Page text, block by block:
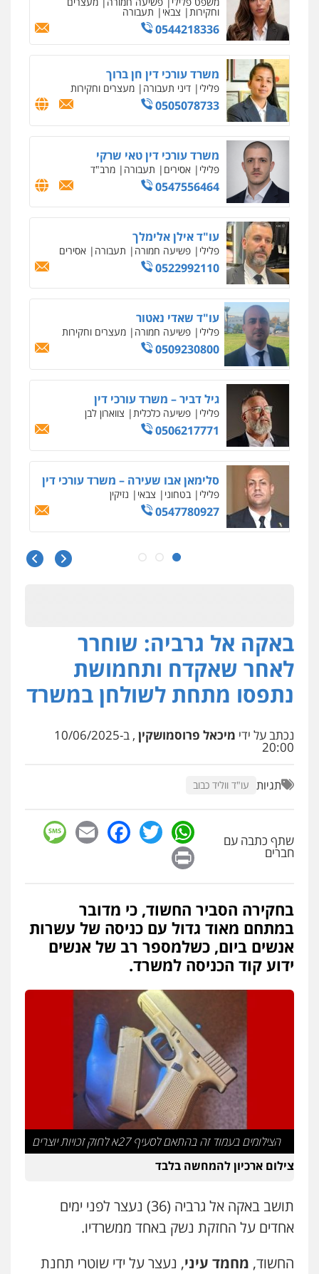
וחקירות צבאי תעבורה
0544218336
משרד עורכי דין חן ברוך
פלילי דיני תעבורה מעצרים וחקירות
0505078733
משרד עורכי דין טאי שרקי
פלילי אסירים תעבורה מרב"ד
0547556464
עו"ד אילן אלימלך
פלילי פשיעה חמורה תעבורה אסירים
0522992110
עו"ד שאדי נאטור
פלילי פשיעה חמורה מעצרים וחקירות
0509230800
גיל דביר – משרד עורכי דין
פלילי פשיעה כלכלית צווארון לבן
0506217771
סלימאן אבו שעירה – משרד עורכי דין
פלילי בטחוני צבאי נזיקין
0547780927
עו"ד אסף גונן
מעצרים
גל דהן – משרד עורך דין פלילי
פלילי פשיעה חמורה סמים מעצרים
וחקירות
0544723840
פלילי עורכי דין לענייני אסירים מעצרים
סמים רכוש
כלכלי עורכי דין לענייני אסירים
0525060666
503456449
עו"ד איהאב ג'לג'ולי
פלילי מעצרים וחקירות
0505216700
אייל בן שושן, עורך דין פלילי
פלילי מעצרים וחקירות פשיעה חמורה
נוער רישום פלילי
0522763105
עו"ד שלומי שרון
פלילי צבאי מעצרים וחקירות
0547342002
עו"ד אלון קריטי
פלילי כלכלי אלימות סמים מעצרים
באקה אל גרביה: שוחרר
לאחר שאקדח ותחמושת
נתפסו מתחת לשולחן במשרד
נכתב על ידי מיכאל פרוסמושקין , ב-10/06/2025
20:00
תגיות עו"ד ווליד כבוב
שתף כתבה עם
חברים
WhatsApp
Twitter
Facebook
Email
בחקירה הסביר החשוד, כי מדובר
במתחם מאוד גדול עם כניסה של עשרות
אנשים ביום, כשלמספר רב של אנשים
ידוע קוד הכניסה למשרד.
הצילומים בעמוד זה בהתאם לסעיף 27א לחוק זכויות יוצרים
צילום ארכיון להמחשה בלבד
תושב באקה אל גרביה (36) נעצר לפני ימים
אחדים על החזקת נשק באחד ממשרדיו.
החשוד, מחמד עיני, נעצר על ידי שוטרי תחנת